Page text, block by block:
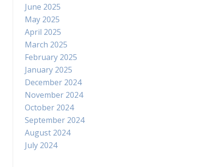
June 2025
May 2025
April 2025
March 2025
February 2025
January 2025
December 2024
November 2024
October 2024
September 2024
August 2024
July 2024